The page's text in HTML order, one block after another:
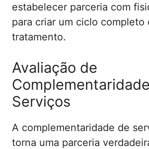
estabelecer parceria com
para criar um ciclo completo
tratamento.
Avaliação de
Serviços
A complementaridade de
torna uma parceria